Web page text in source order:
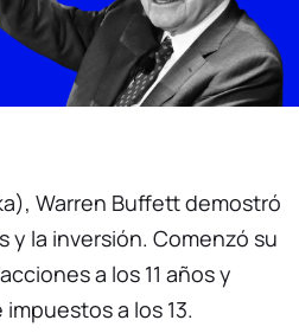
Warren Buffett demostró
la inversión. Comenzó su
a los 11 años y
a los 13.